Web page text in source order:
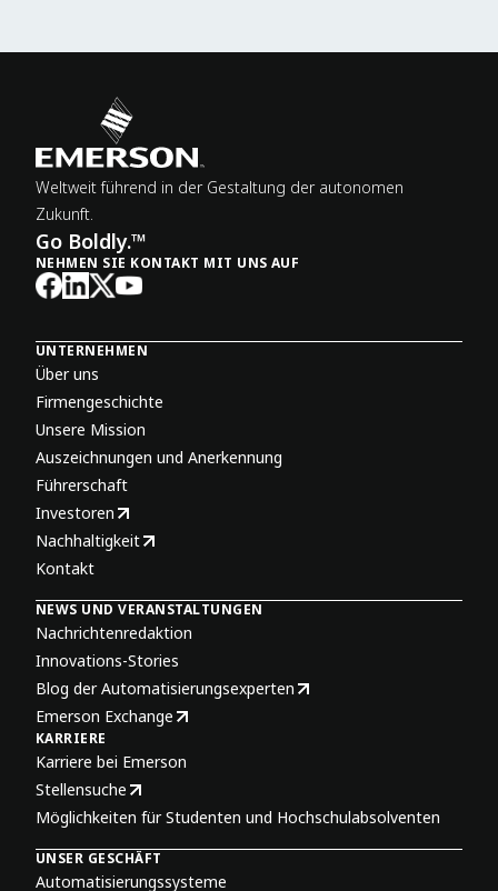
Weltweit führend in der Gestaltung der autonomen
Zukunft.
Go Boldly.™
NEHMEN SIE KONTAKT MIT UNS AUF
UNTERNEHMEN
Über uns
Firmengeschichte
Unsere Mission
Auszeichnungen und Anerkennung
Führerschaft
Investoren
Nachhaltigkeit
Kontakt
NEWS UND VERANSTALTUNGEN
Nachrichtenredaktion
Innovations-Stories
Blog der Automatisierungsexperten
Emerson Exchange
KARRIERE
Karriere bei Emerson
Stellensuche
Möglichkeiten für Studenten und Hochschulabsolventen
UNSER GESCHÄFT
Automatisierungssysteme